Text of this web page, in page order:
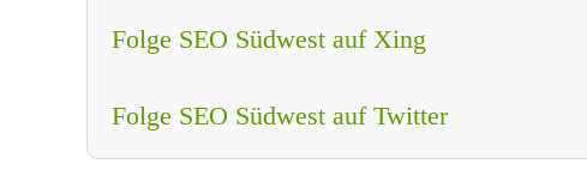
Folge SEO Südwest auf Xing
Folge SEO Südwest auf Twitter